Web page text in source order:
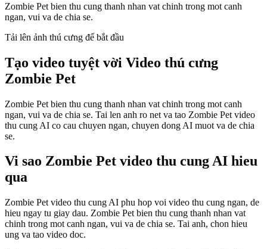
Zombie Pet bien thu cung thanh nhan vat chinh trong mot canh
ngan, vui va de chia se.
Tải lên ảnh thú cưng để bắt đầu
Tạo video tuyệt vời Video thú cưng
Zombie Pet
Zombie Pet bien thu cung thanh nhan vat chinh trong mot canh
ngan, vui va de chia se. Tai len anh ro net va tao Zombie Pet video
thu cung AI co cau chuyen ngan, chuyen dong AI muot va de chia
se.
Vi sao Zombie Pet video thu cung AI hieu
qua
Zombie Pet video thu cung AI phu hop voi video thu cung ngan, de
hieu ngay tu giay dau. Zombie Pet bien thu cung thanh nhan vat
chinh trong mot canh ngan, vui va de chia se. Tai anh, chon hieu
ung va tao video doc.